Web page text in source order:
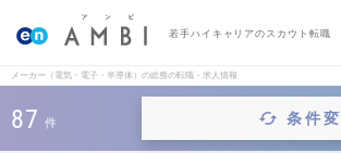
若手ハイキャリアのスカウト転職
メーカー（電気・電子・半導体）の総務の転職・求人情報
87 件 条件